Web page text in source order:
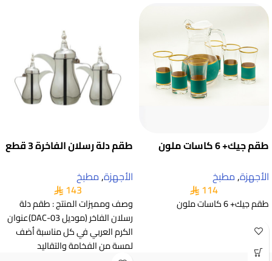
طقم جيك+ 6 كاسات ملون
الأجهزة,مطبخ
114
طقم جيك+ 6 كاسات ملون
طقم دلة رسلان الفاخرة 3 قطع
الأجهزة,مطبخ
143
وصف ومميزات المنتج : طقم دلة
رسلان الفاخر (موديل DAC-03)عنوان
الكرم العربي في كل مناسبة أضف
لمسة من الفخامة والتقاليد